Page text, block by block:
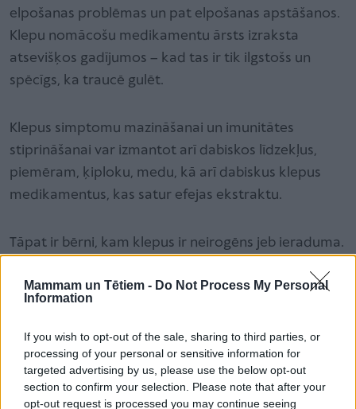
Mammam un Tētiem - Do Not Process My Personal
Information
If you wish to opt-out of the sale, sharing to third parties, or
processing of your personal or sensitive information for
targeted advertising by us, please use the below opt-out
section to confirm your selection. Please note that after your
opt-out request is processed you may continue seeing
elpošanas problēmas un pat elpošanas apstāšanos.
Klepu nomācošu medikamentu ārsts izraksta
atsevišķos gadījumos – kad tas ir tik ilgstošs un
spēcīgs, ka traucē gulēt.
Klepus simptomu mazināšanai un imunitātes
stiprināšanai var izmantot arī dabiskos līdzekļus,
piemēram, ķiploku, medu, kā arī dabiskus klepus
medikamentus, kas satur efejas ekstraktu.
Tāpat ir bērni, kam klepus ir neirogēns jeb ieraduma.
beigusies, bērns turpina klepot, jo tas palicis kā
vecuma bērniem, pusaudžiem.
Ir arī tādi bērni, kam gandrīz katra elpceļu slimība ir
jāārstē ar nopietniem medikamentiem, tomēr